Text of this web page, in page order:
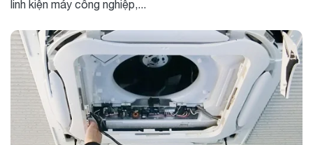
linh kiện máy công nghiệp,...